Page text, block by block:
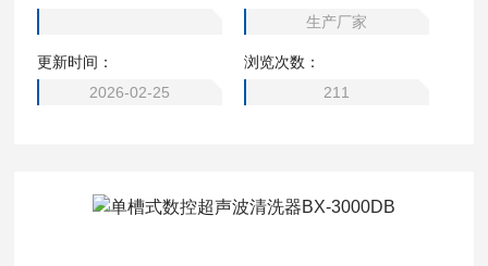
显示安全可靠。
生产厂家
更新时间：
2026-02-25
浏览次数：
211